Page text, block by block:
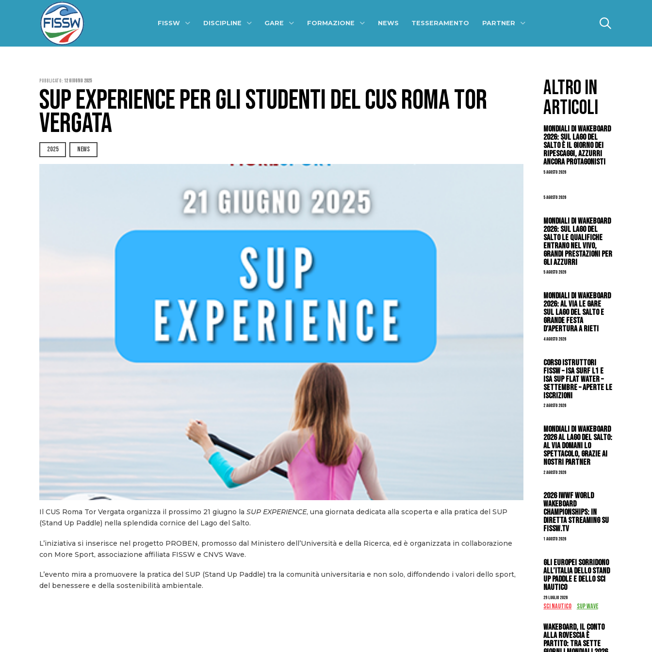
FISSW DISCIPLINE GARE FORMAZIONE NEWS TESSERAMENTO PARTNER
Pubblicato: 12 Giugno 2025
SUP EXPERIENCE PER GLI STUDENTI DEL CUS ROMA TOR
VERGATA
2025 NEWS
Il CUS Roma Tor Vergata organizza il prossimo 21 giugno la SUP EXPERIENCE, una giornata dedicata alla scoperta e alla pratica del SUP
(Stand Up Paddle) nella splendida cornice del Lago del Salto.
L’iniziativa si inserisce nel progetto PROBEN, promosso dal Ministero dell’Università e della Ricerca, ed è organizzata in collaborazione
con More Sport, associazione affiliata FISSW e CNVS Wave.
L’evento mira a promuovere la pratica del SUP (Stand Up Paddle) tra la comunità universitaria e non solo, diffondendo i valori dello sport,
del benessere e della sostenibilità ambientale.
ALTRO IN
ARTICOLI
Mondiali di Wakeboard
2026: sul Lago del
Salto è il giorno dei
ripescaggi, azzurri
ancora protagonisti
5 Agosto 2026
5 Agosto 2026
Mondiali di Wakeboard
2026: sul Lago del
Salto le qualifiche
entrano nel vivo,
grandi prestazioni per
gli azzurri
5 Agosto 2026
Mondiali di Wakeboard
2026: al via le gare
sul Lago del Salto e
grande festa
d’apertura a Rieti
4 Agosto 2026
CORSO ISTRUTTORI
FISSW – ISA SURF L1 e
ISA SUP Flat Water –
SETTEMBRE – APERTE LE
ISCRIZIONI
2 Agosto 2026
Mondiali di Wakeboard
2026 al Lago del Salto:
al via domani lo
spettacolo, grazie ai
nostri Partner
2 Agosto 2026
2026 IWWF WORLD
WAKEBOARD
CHAMPIONSHIPS: IN
DIRETTA STREAMING SU
FISSW.TV
1 Agosto 2026
Gli Europei sorridono
all’Italia dello stand
up paddle e dello sci
nautico
29 Luglio 2026
SCI NAUTICO SUP WAVE
Wakeboard, il conto
alla rovescia è
partito: tra sette